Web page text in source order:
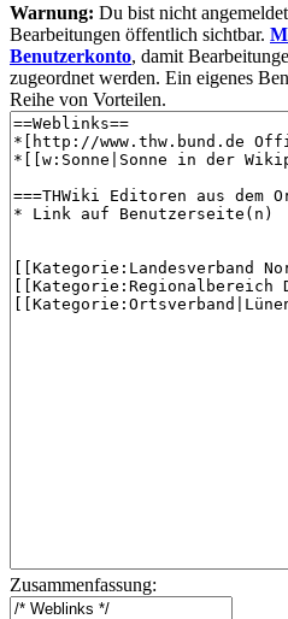
Warnung: Du bist nicht
Bearbeitungen öffentlich sichtbar.
Benutzerkonto, damit
zugeordnet werden. Ein eigenes
Reihe von Vorteilen.
Zusammenfassung: